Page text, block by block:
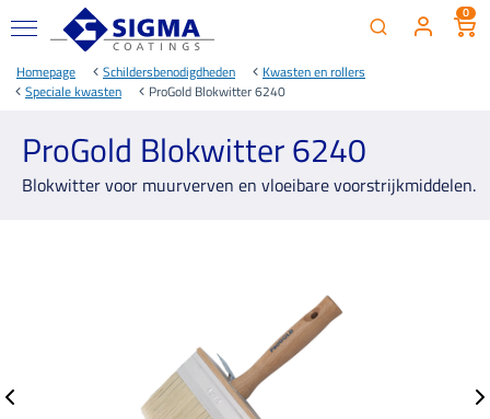
0
Homepage Schildersbenodigdheden
Kwasten en rollers
Speciale kwasten
ProGold Blokwitter 6240
ProGold Blokwitter 6240
Blokwitter voor muurverven en vloeibare voorstrijkmiddelen.